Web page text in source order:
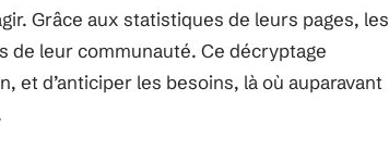
Grâce aux statistiques de leurs pages, les
leur communauté. Ce décryptage
et d’anticiper les besoins, là où auparavant